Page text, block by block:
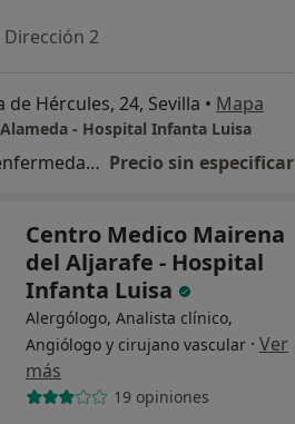
Dirección 2
de Hércules, 24, Sevilla • Mapa
- Hospital Infanta Luisa
Cirugía de la enfermedad de Perthes Precio sin especificar
Centro Medico Mairena
del Aljarafe - Hospital
Infanta Luisa
Alergólogo, Analista clínico,
Angiólogo y cirujano vascular · Ver
más
19 opiniones